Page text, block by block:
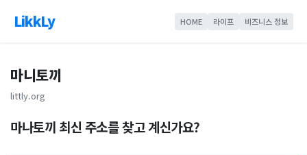
LikkLy HOME 라이프 비즈니스 정보
마니토끼
littly.org
마나토끼 최신 주소를 찾고 계신가요?